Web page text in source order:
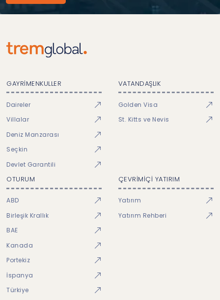
GAYRİMENKULLER
Daireler
Villalar
Deniz Manzarası
Seçkin
Devlet Garantili
VATANDAŞLIK
Golden Visa
St. Kitts ve Nevis
OTURUM
ABD
Birleşik Krallık
BAE
Kanada
Portekiz
İspanya
Türkiye
ÇEVRİMİÇİ YATIRIM
Yatırım
Yatırım Rehberi